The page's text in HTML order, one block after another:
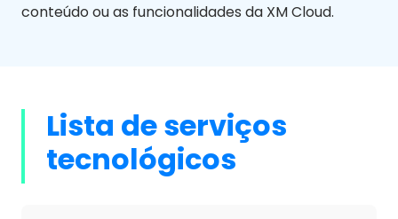
conteúdo ou as funcionalidades da XM Cloud.
Lista de serviços
tecnológicos